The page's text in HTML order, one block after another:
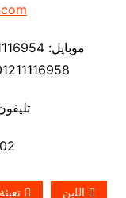
تليفون
002 كود
اللبن تعبئة